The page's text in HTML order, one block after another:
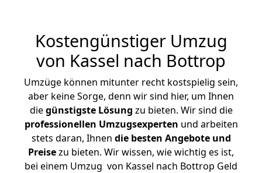
Kostengünstiger Umzug
von Kassel nach Bottrop
Umzüge können mitunter recht kostspielig sein,
aber keine Sorge, denn wir sind hier, um Ihnen
diegünstigste Lösung zu bieten. Wir sind die
professionellen Umzugsexperten und arbeiten
stets daran, Ihnen die besten Angebote und
Preisezu bieten. Wir wissen, wie wichtig es ist,
bei einem Umzug von Kassel nach Bottrop Geld